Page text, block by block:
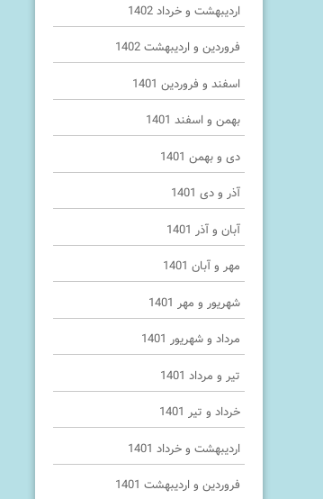
اردیبهشت و خرداد 1402
فروردین و اردیبهشت 1402
اسفند و فروردین 1401
بهمن و اسفند 1401
دی و بهمن 1401
آذر و دی 1401
آبان و آذر 1401
مهر و آبان 1401
شهریور و مهر 1401
مرداد و شهریور 1401
تیر و مرداد 1401
خرداد و تیر 1401
اردیبهشت و خرداد 1401
فروردین و اردیبهشت 1401